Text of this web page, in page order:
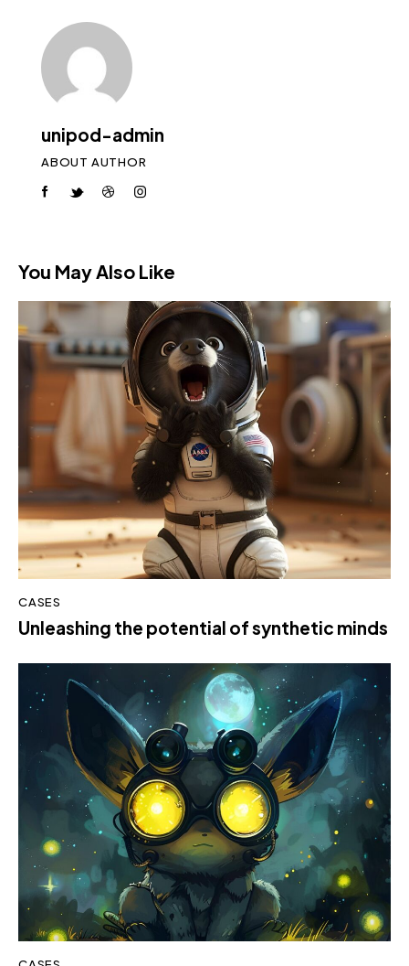
unipod-admin
ABOUT AUTHOR
You May Also Like
CASES
Unleashing the potential of synthetic minds